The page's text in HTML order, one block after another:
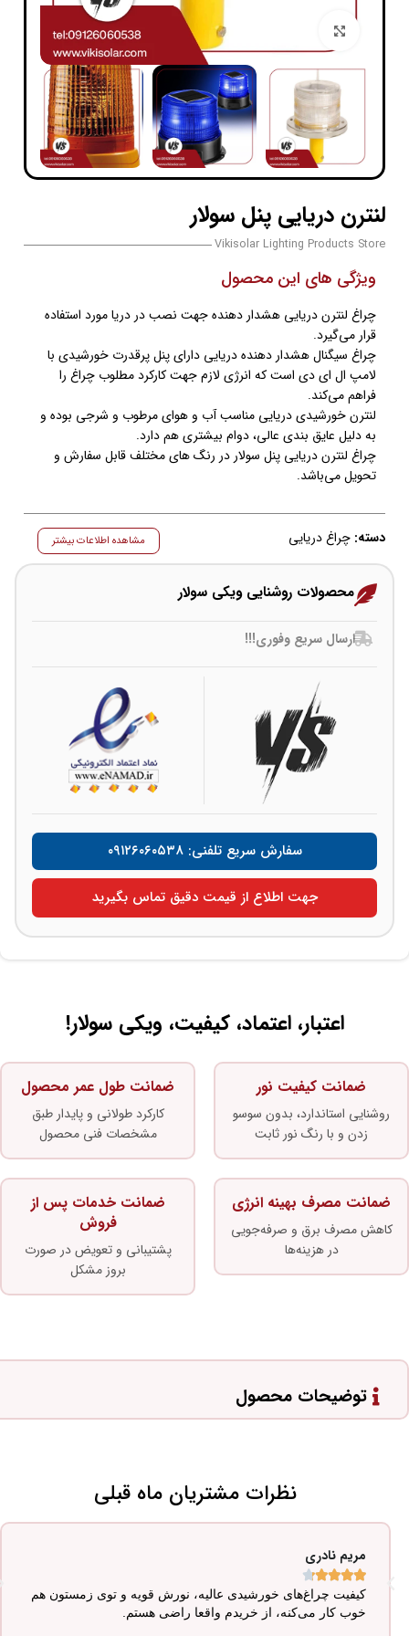
لنترن دریایی پنل سولار
Vikisolar Lighting Products Store
ویژگی های این محصول
چراغ لنترن دریایی هشدار دهنده جهت نصب در دریا مورد استفاده
قرار می‌گیرد.
چراغ سیگنال هشدار دهنده دریایی دارای پنل پرقدرت خورشیدی با
لامپ ال ای دی است که انرژی لازم جهت کارکرد مطلوب چراغ را
فراهم می‌کند.
لنترن خورشیدی دریایی مناسب آب و هوای مرطوب و شرجی بوده و
به دلیل عایق بندی عالی، دوام بیشتری هم دارد.
چراغ لنترن دریایی پنل سولار در رنگ های مختلف قابل سفارش و
تحویل می‌باشد.
دسته: چراغ دریایی مشاهده اطلاعات بیشتر
محصولات روشنایی ویکی سولار
ارسال سریع وفوری!!!
سفارش سریع تلفنی: ۰۹۱۲۶۰۶۰۵۳۸
جهت اطلاع از قیمت دقیق تماس بگیرید
اعتبار، اعتماد، کیفیت، ویکی سولار!
ضمانت کیفیت نور
روشنایی استاندارد، بدون سوسو
زدن و با رنگ نور ثابت
ضمانت طول عمر محصول
کارکرد طولانی و پایدار طبق
مشخصات فنی محصول
ضمانت مصرف بهینه انرژی
کاهش مصرف برق و صرفه‌جویی
در هزینه‌ها
ضمانت خدمات پس از
فروش
پشتیبانی و تعویض در صورت
بروز مشکل
توضیحات محصول
نظرات مشتریان ماه قبلی
مریم نادری





کیفیت چراغ‌های خورشیدی عالیه، نورش قویه و توی زمستون هم
خوب کار می‌کنه، از خریدم واقعا راضی هستم.